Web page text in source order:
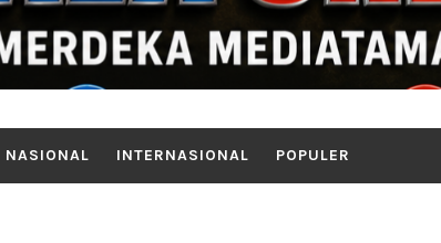
NASIONAL INTERNASIONAL POPULER